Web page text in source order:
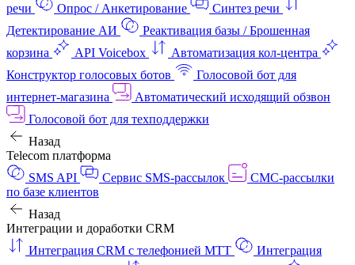
речи
Опрос / Анкетирование
Синтез речи
Детектирование АИ
Реактивация базы / Брошенная
корзина
API Voicebox
Автоматизация кол‑центра
Конструктор голосовых ботов
Голосовой бот для
интернет‑магазина
Автоматический исходящий обзвон
Голосовой бот для техподдержки
Назад
Telecom платформа
SMS API
Сервис SMS-рассылок
СМС-рассылки
по базе клиентов
Назад
Интеграции и доработки CRM
Интеграция CRM с телефонией МТТ
Интеграция